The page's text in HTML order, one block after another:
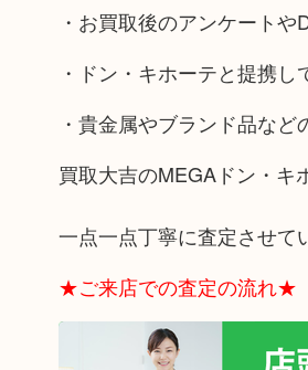
・お買取後のアンケートや
・ドン・キホーテと提携
・貴金属やブランド品な
買取大吉のMEGAドン・キ
一点一点丁寧に査定させて
★ご来店での査定の流れ★